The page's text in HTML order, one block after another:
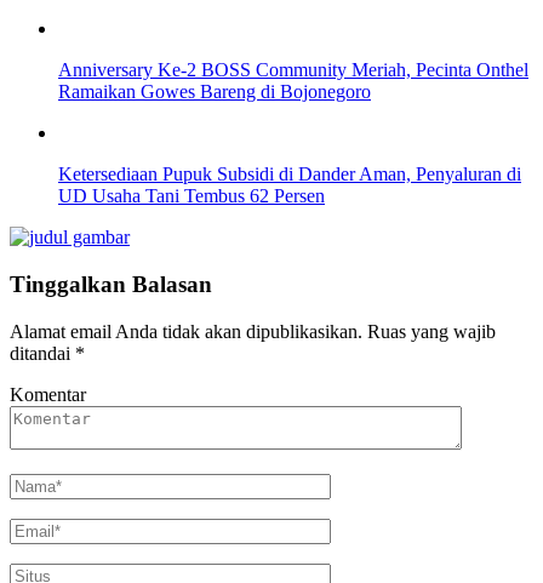
Anniversary Ke-2 BOSS Community Meriah, Pecinta Onthel
Ramaikan Gowes Bareng di Bojonegoro
Ketersediaan Pupuk Subsidi di Dander Aman, Penyaluran di
UD Usaha Tani Tembus 62 Persen
Tinggalkan Balasan
Alamat email Anda tidak akan dipublikasikan. Ruas yang wajib
ditandai *
Komentar